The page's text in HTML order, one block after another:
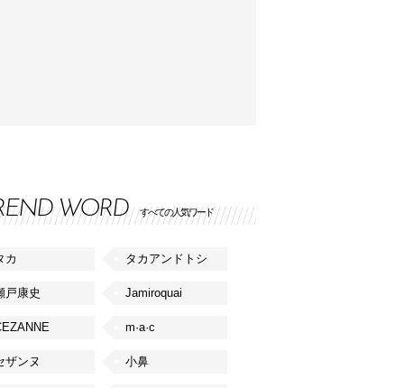
WORD すべての人気ワード
カ タカアンドトシ
戸康史 Jamiroquai
m·a·c
ザンヌ 小鼻